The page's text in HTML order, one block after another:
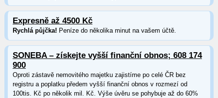
Expresně až 4500 Kč
Rychlá půjčka! Peníze do několika minut na vašem účtě.
SONEBA – získejte vyšší finanční obnos; 608 174
900
Oproti zástavě nemovitého majetku zajistíme po celé ČR bez
registru a poplatku předem vyšší finanční obnos v rozmezí od
100tis. Kč po několik mil. Kč. Výše úvěru se pohybuje až do 60%